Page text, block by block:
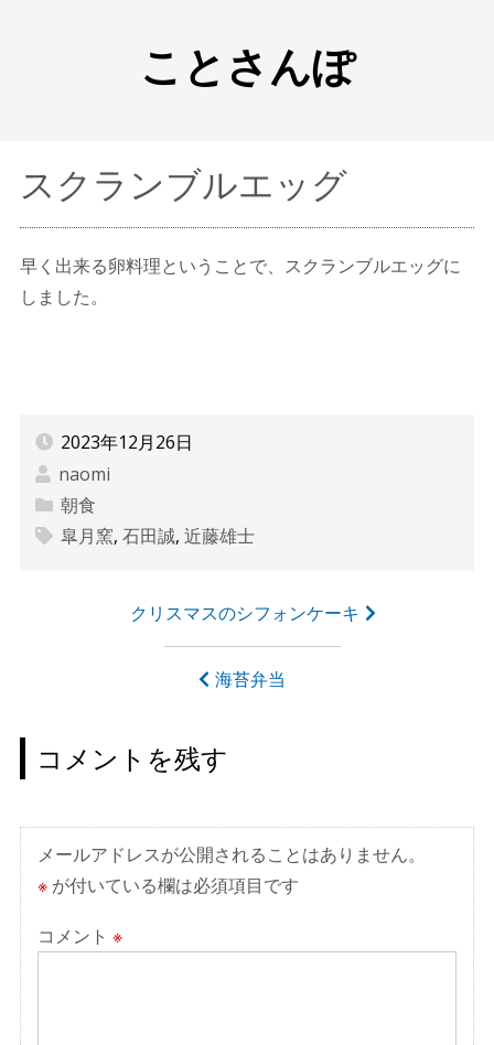
ことさんぽ
スクランブルエッグ
早く出来る卵料理ということで、スクランブルエッグに
しました。
2023年12月26日
naomi
朝食
皐月窯, 石田誠, 近藤雄士
ゲ
ー
シ
ョ
ン
クリスマスのシフォンケーキ
海苔弁当
コメントを残す
メールアドレスが公開されることはありません。
※が付いている欄は必須項目です
コメント ※